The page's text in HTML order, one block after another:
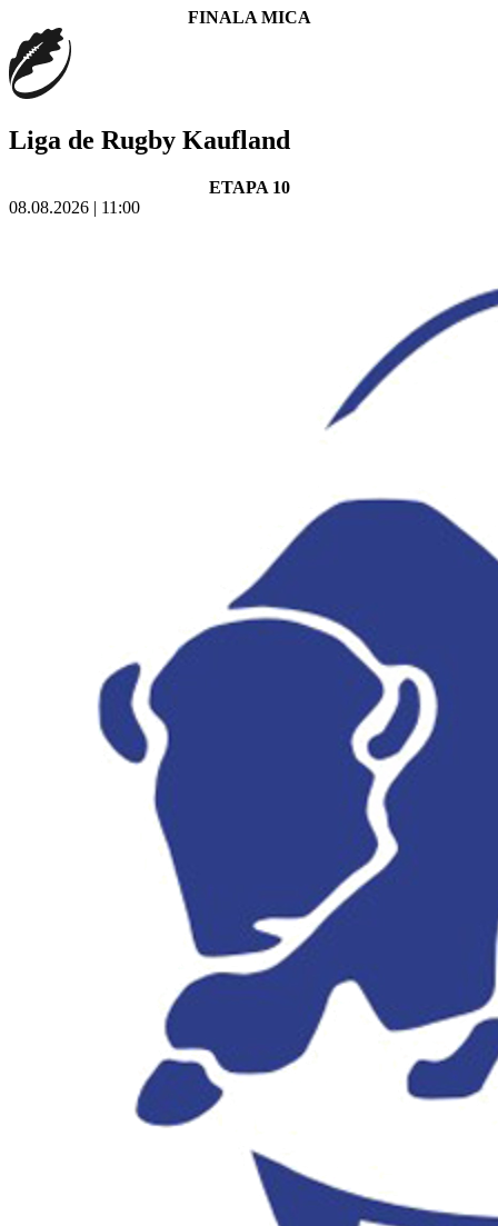
FINALA MICA
Liga de Rugby Kaufland
ETAPA 10
08.08.2026 | 11:00